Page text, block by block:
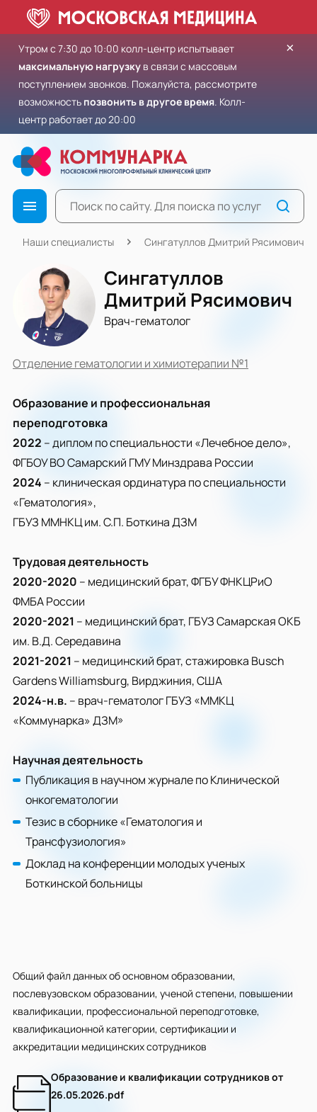
Утром с 7:30 до 10:00 колл-центр испытывает
максимальную нагрузку в связи с массовым
поступлением звонков. Пожалуйста, рассмотрите
возможность позвонить в другое время. Колл-
центр работает до 20:00
×
Наши специалисты Сингатуллов Дмитрий Рясимович
Сингатуллов
Дмитрий Рясимович
Врач-гематолог
Отделение гематологии и химиотерапии №1
Образование и профессиональная
переподготовка
2022 – диплом по специальности «Лечебное дело»,
ФГБОУ ВО Самарский ГМУ Минздрава России
2024 – клиническая ординатура по специальности
«Гематология»,
ГБУЗ ММНКЦ им. С.П. Боткина ДЗМ
Трудовая деятельность
2020-2020 – медицинский брат, ФГБУ ФНКЦРиО
ФМБА России
2020-2021 – медицинский брат, ГБУЗ Самарская ОКБ
им. В.Д. Середавина
2021-2021 – медицинский брат, стажировка Busch
Gardens Williamsburg, Вирджиния, США
2024-н.в. – врач-гематолог ГБУЗ «ММКЦ
«Коммунарка» ДЗМ»
Научная деятельность
Публикация в научном журнале по Клинической
онкогематологии
Тезис в сборнике «Гематология и
Трансфузиология»
Доклад на конференции молодых ученых
Боткинской больницы
Общий файл данных об основном образовании,
послевузовском образовании, ученой степени, повышении
квалификации, профессиональной переподготовке,
квалификационной категории, сертификации и
аккредитации медицинских сотрудников
Образование и квалификации сотрудников от
26.05.2026.pdf